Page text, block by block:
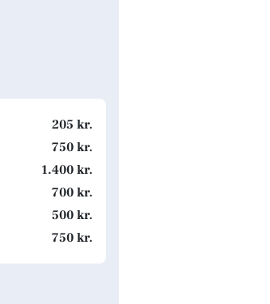
205 kr.
750 kr.
1.400 kr.
700 kr.
500 kr.
750 kr.